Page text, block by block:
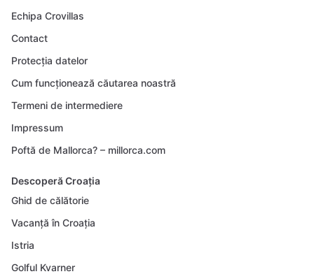
Echipa Crovillas
Contact
Protecția datelor
Cum funcționează căutarea noastră
Termeni de intermediere
Impressum
Poftă de Mallorca? – millorca.com
Descoperă Croația
Ghid de călătorie
Vacanță în Croația
Istria
Golful Kvarner